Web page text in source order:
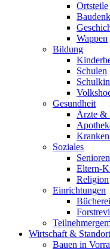
Ortsteile
Wappen
Bildung
Schulen
Gesundheit
Ärzte &
Soziales
Senioren
Eltern-
Religion
Einrichtungen
Bücherei
Wirtschaft & Standort
Bauen in Vorra